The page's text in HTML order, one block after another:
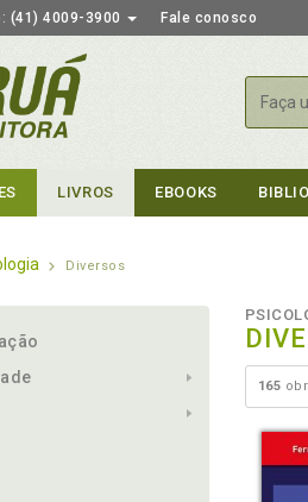
(41) 4009-3900 Fale conosco
LIVROS EBOOKS
Diversos
165